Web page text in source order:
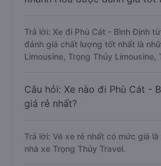
Trả lời: Xe đi Phù Cát - Bình Định
đánh giá chất lượng tốt nhất là
Limousine, Trọng Thủy Limousine,
Câu hỏi: Xe nào đi Phù Cát -
giá rẻ nhất?
Trả lời: Vé xe rẻ nhất có mức giá
nhà xe Trọng Thủy Travel.